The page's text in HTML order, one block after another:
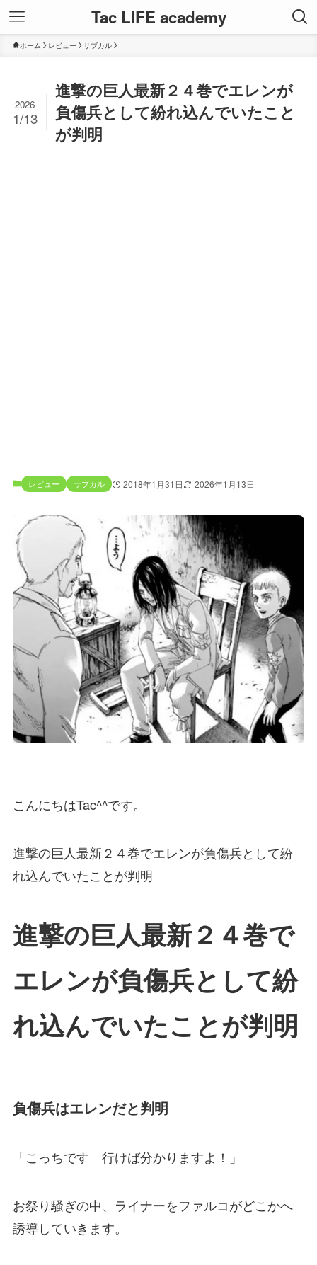
Tac LIFE academy
ホーム レビュー サブカル
進撃の巨人最新２４巻でエレンが
負傷兵として紛れ込んでいたこと
が判明
2026
1/13
レビュー サブカル 2018年1月31日 2026年1月13日
こんにちはTac^^です。
進撃の巨人最新２４巻でエレンが負傷兵として紛
れ込んでいたことが判明
進撃の巨人最新２４巻で
エレンが負傷兵として紛
れ込んでいたことが判明
負傷兵はエレンだと判明
「こっちです 行けば分かりますよ！」
お祭り騒ぎの中、ライナーをファルコがどこかへ
誘導していきます。